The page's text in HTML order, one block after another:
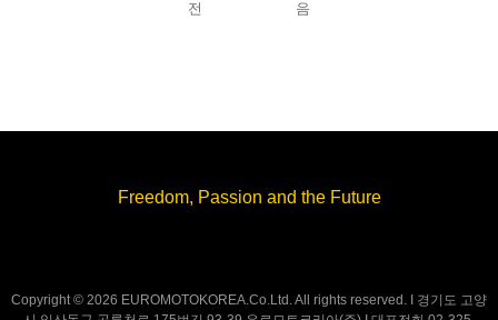
Freedom, Passion and the Future
Copyright © 2026 EUROMOTOKOREA.Co.Ltd. All rights reserved. I 경기도 고양